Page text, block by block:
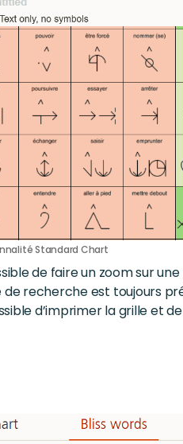
Standard Chart
de faire un zoom sur
de recherche est toujours
d’imprimer la grille et